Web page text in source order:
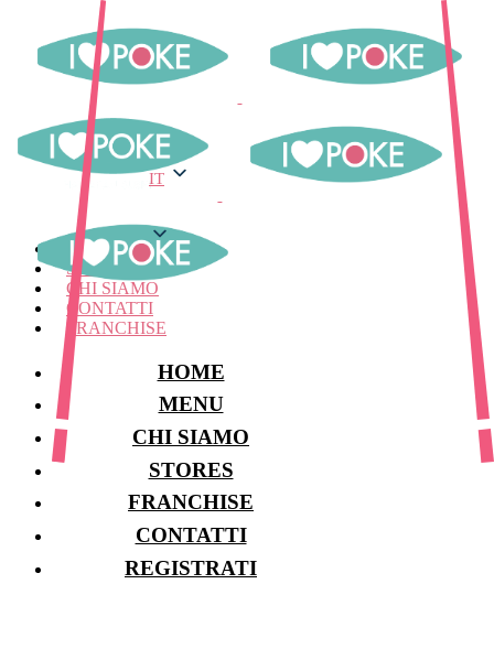
IT
MENU
STORES
CHI SIAMO
CONTATTI
FRANCHISE
HOME
MENU
CHI SIAMO
STORES
FRANCHISE
CONTATTI
REGISTRATI